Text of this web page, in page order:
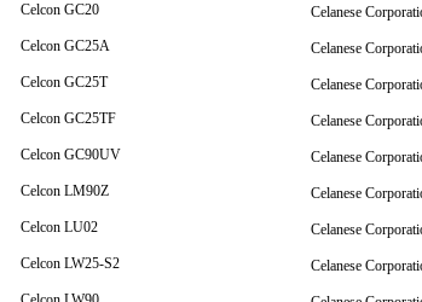
Celcon GC20
Celanese
Celcon GC25A
Celanese
Celcon GC25T
Celanese
Celcon GC25TF
Celanese
Celcon GC90UV
Celanese
Celcon LM90Z
Celanese
Celcon LU02
Celanese
Celcon LW25-S2
Celanese